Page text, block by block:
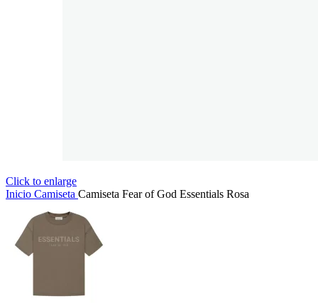
Click to enlarge
Inicio Camiseta Camiseta Fear of God Essentials Rosa